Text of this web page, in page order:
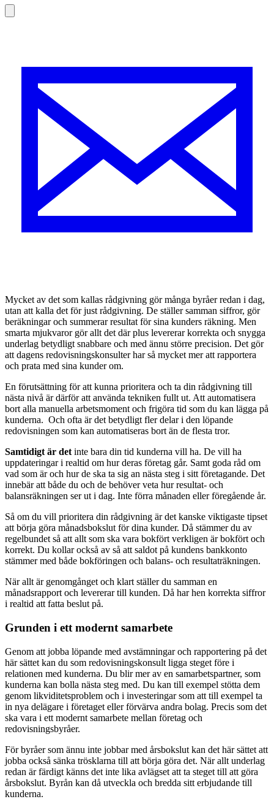
Mycket av det som kallas rådgivning gör många byråer redan i dag,
utan att kalla det för just rådgivning. De ställer samman siffror, gör
beräkningar och summerar resultat för sina kunders räkning. Men
smarta mjukvaror gör allt det där plus levererar korrekta och snygga
underlag betydligt snabbare och med ännu större precision. Det gör
att dagens redovisningskonsulter har så mycket mer att rapportera
och prata med sina kunder om.
En förutsättning för att kunna prioritera och ta din rådgivning till
nästa nivå är därför att använda tekniken fullt ut. Att automatisera
bort alla manuella arbetsmoment och frigöra tid som du kan lägga på
kunderna. Och ofta är det betydligt fler delar i den löpande
redovisningen som kan automatiseras bort än de flesta tror.
Samtidigt är det inte bara din tid kunderna vill ha. De vill ha
uppdateringar i realtid om hur deras företag går. Samt goda råd om
vad som är och hur de ska ta sig an nästa steg i sitt företagande. Det
innebär att både du och de behöver veta hur resultat- och
balansräkningen ser ut i dag. Inte förra månaden eller föregående år.
Så om du vill prioritera din rådgivning är det kanske viktigaste tipset
att börja göra månadsbokslut för dina kunder. Då stämmer du av
regelbundet så att allt som ska vara bokfört verkligen är bokfört och
korrekt. Du kollar också av så att saldot på kundens bankkonto
stämmer med både bokföringen och balans- och resultaträkningen.
När allt är genomgånget och klart ställer du samman en
månadsrapport och levererar till kunden. Då har hen korrekta siffror
i realtid att fatta beslut på.
Grunden i ett modernt samarbete
Genom att jobba löpande med avstämningar och rapportering på det
här sättet kan du som redovisningskonsult ligga steget före i
relationen med kunderna. Du blir mer av en samarbetspartner, som
kunderna kan bolla nästa steg med. Du kan till exempel stötta dem
genom likviditetsproblem och i investeringar som att till exempel ta
in nya delägare i företaget eller förvärva andra bolag. Precis som det
ska vara i ett modernt samarbete mellan företag och
redovisningsbyråer.
För byråer som ännu inte jobbar med årsbokslut kan det här sättet att
jobba också sänka trösklarna till att börja göra det. När allt underlag
redan är färdigt känns det inte lika avlägset att ta steget till att göra
årsbokslut. Byrån kan då utveckla och bredda sitt erbjudande till
kunderna.